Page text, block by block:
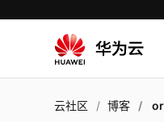
云社区 博客